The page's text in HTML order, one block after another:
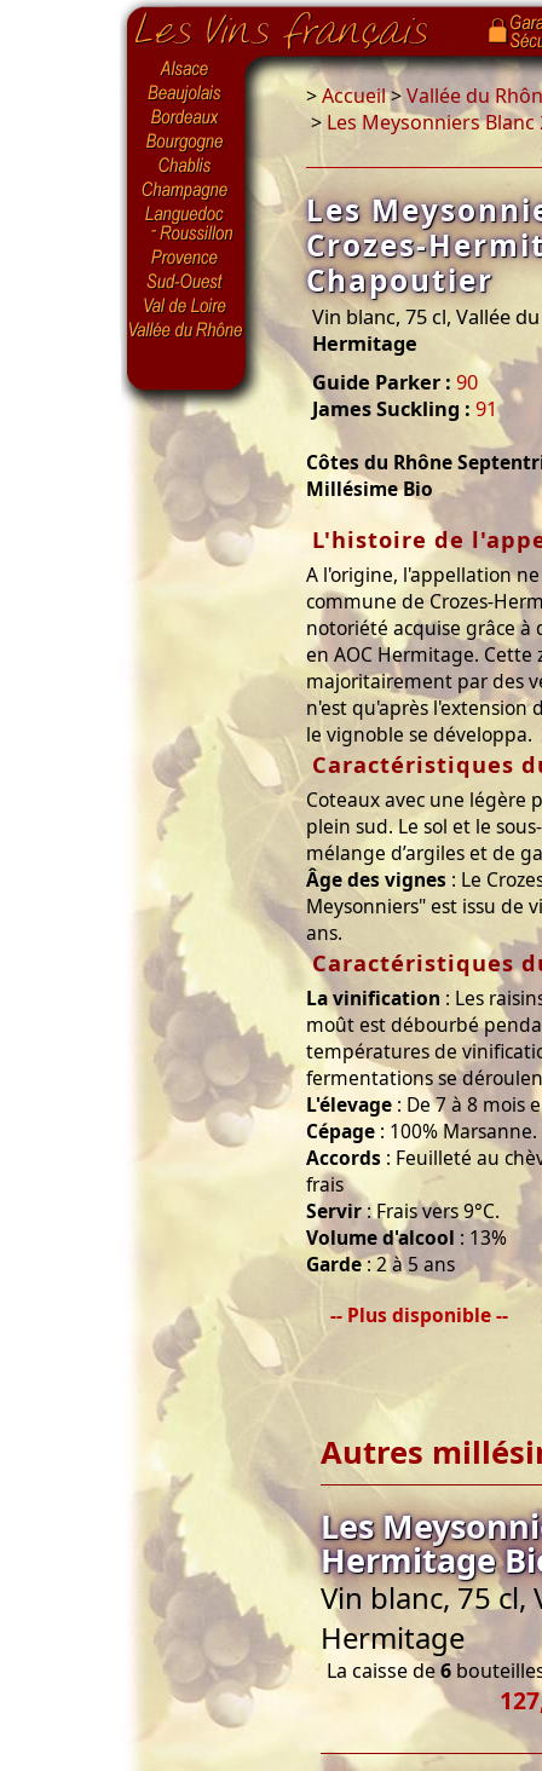
>Accueil>Vallée du
> Les Meysonniers
Les
Crozes-
Chapoutier
Vin blanc, 75 cl, Vallée
Hermitage
Guide Parker : 90
James Suckling : 91
Côtes du Rhône
Millésime Bio
L'histoire de
A l'origine, l'appellation
commune de Crozes-
notoriété acquise grâce à
en AOC Hermitage.
majoritairement par des
n'est qu'après l'extension
le vignoble se développa.
Caractéristiques
Coteaux avec une légère
plein sud. Le sol et le
mélange d’argiles et de
Âge des vignes : Le
Meysonniers" est issu de
ans.
Caractéristiques
La vinification : Les
moût est débourbé
températures de
fermentations se
L'élevage : De 7 à 8 mois
Cépage : 100% Marsanne.
Accords : Feuilleté au
frais
Servir: Frais vers 9°C.
Volume d'alcool : 13%
Garde: 2 à 5 ans
-- Plus disponible --
Autres
Les
Hermitage
Vin blanc, 75 cl,
Hermitage
La caisse de6